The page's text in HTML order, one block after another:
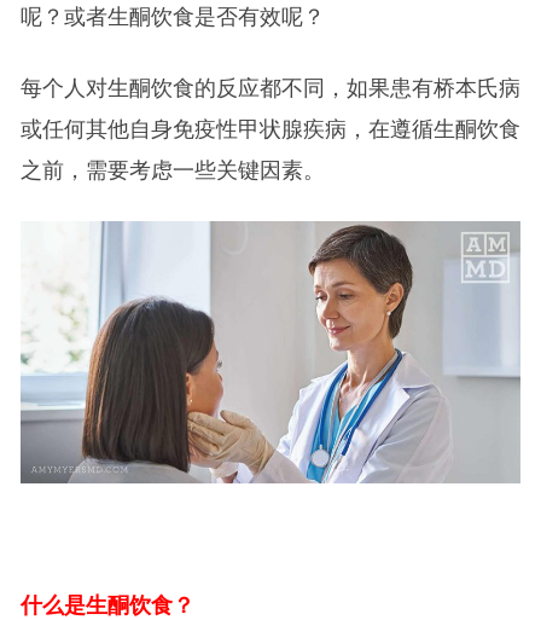
呢？或者生酮饮食是否有效呢？
每个人对生酮饮食的反应都不同，如果患有桥本氏病
或任何其他自身免疫性甲状腺疾病，在遵循生酮饮食
之前，需要考虑一些关键因素。
什么是生酮饮食？